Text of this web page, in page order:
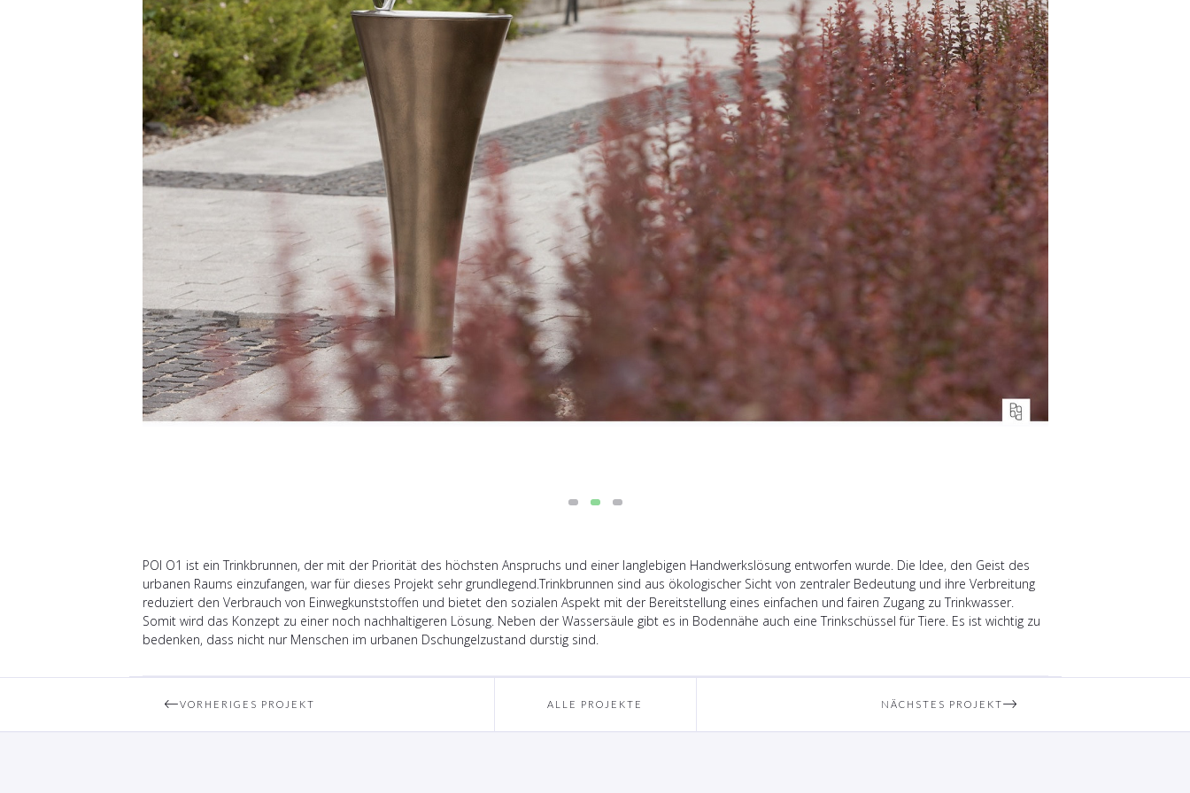
POI O1 ist ein Trinkbrunnen, der mit der Priorität des höchsten Anspruchs und einer langlebigen Handwerkslösung entworfen wurde. Die Idee, den Geist des
urbanen Raums einzufangen, war für dieses Projekt sehr grundlegend.Trinkbrunnen sind aus ökologischer Sicht von zentraler Bedeutung und ihre Verbreitung
reduziert den Verbrauch von Einwegkunststoffen und bietet den sozialen Aspekt mit der Bereitstellung eines einfachen und fairen Zugang zu Trinkwasser.
Somit wird das Konzept zu einer noch nachhaltigeren Lösung. Neben der Wassersäule gibt es in Bodennähe auch eine Trinkschüssel für Tiere. Es ist wichtig zu
bedenken, dass nicht nur Menschen im urbanen Dschungelzustand durstig sind.
VORHERIGES PROJEKT ALLE PROJEKTE NÄCHSTES PROJEKT